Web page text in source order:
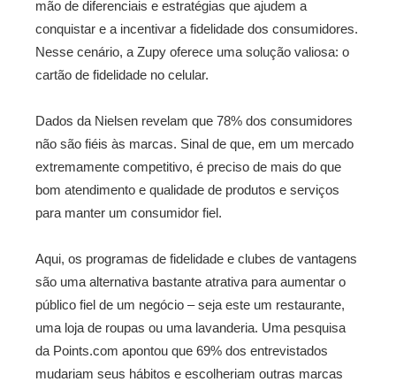
mão de diferenciais e estratégias que ajudem a
conquistar e a incentivar a fidelidade dos consumidores.
Nesse cenário, a Zupy oferece uma solução valiosa: o
cartão de fidelidade no celular.
Dados da Nielsen revelam que 78% dos consumidores
não são fiéis às marcas. Sinal de que, em um mercado
extremamente competitivo, é preciso de mais do que
bom atendimento e qualidade de produtos e serviços
para manter um consumidor fiel.
Aqui, os programas de fidelidade e clubes de vantagens
são uma alternativa bastante atrativa para aumentar o
público fiel de um negócio – seja este um restaurante,
uma loja de roupas ou uma lavanderia. Uma pesquisa
da Points.com apontou que 69% dos entrevistados
mudariam seus hábitos e escolheriam outras marcas